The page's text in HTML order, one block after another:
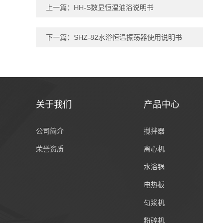
上一篇： HH-S数显恒温油浴说明书
下一篇： SHZ-82水浴恒温振荡器使用说明书
关于我们
公司简介
荣誉资质
产品中心
搅拌器
离心机
水浴锅
电热板
匀浆机
粉碎机